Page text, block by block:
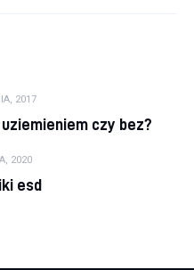
2017
czy bez?
2020
esd